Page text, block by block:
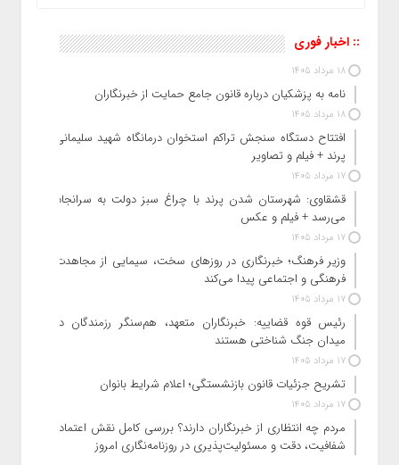
:: اخبار فوری
18 مرداد 1405
نامه به پزشکیان درباره قانون جامع حمایت از خبرنگاران
18 مرداد 1405
افتتاح دستگاه سنجش تراکم استخوان درمانگاه شهید سلیمانی
پرند + فیلم و تصاویر
17 مرداد 1405
قشقاوی: شهرستان شدن پرند با چراغ سبز دولت به سرانجام
می‌رسد + فیلم و عکس
17 مرداد 1405
وزیر فرهنگ؛ خبرنگاری در روزهای سخت، سیمایی از مجاهدت
فرهنگی و اجتماعی پیدا می‌کند
17 مرداد 1405
رئیس قوه قضاییه: خبرنگاران متعهد، هم‌سنگر رزمندگان در
میدان جنگ شناختی هستند
17 مرداد 1405
تشریح جزئیات قانون بازنشستگی؛ اعلام شرایط بانوان
17 مرداد 1405
مردم چه انتظاری از خبرنگاران دارند؟ بررسی کامل نقش اعتماد،
شفافیت، دقت و مسئولیت‌پذیری در روزنامه‌نگاری امروز